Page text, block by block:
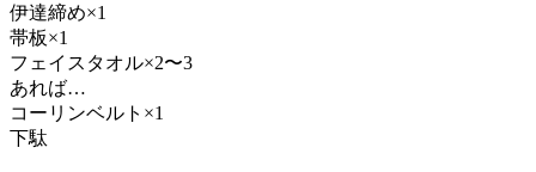
伊達締め×1
帯板×1
フェイスタオル×2〜3
あれば…
コーリンベルト×1
下駄